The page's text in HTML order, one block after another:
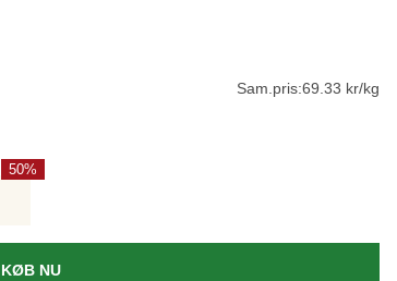
Sam.pris:69.33 kr/kg
50
KØB NU